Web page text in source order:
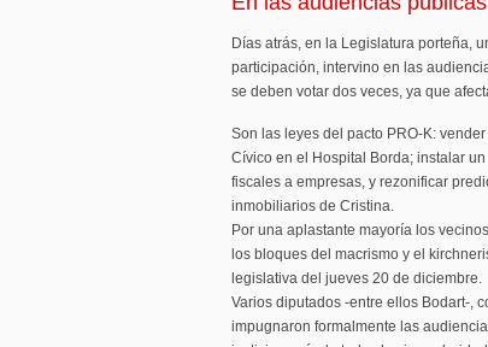
Días atrás, en la Legislatura porteña,
participación, intervino en las
se deben votar dos veces, ya que
Son las leyes del pacto PRO-K:
Cívico en el Hospital Borda; instalar
fiscales a empresas, y rezonificar
inmobiliarios de Cristina.
Por una aplastante mayoría los
los bloques del macrismo y el
legislativa del jueves 20 de diciembre.
Varios diputados -entre ellos Bodart-,
impugnaron formalmente las